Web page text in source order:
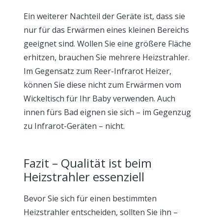
Ein weiterer Nachteil der Geräte ist, dass sie
nur für das Erwärmen eines kleinen Bereichs
geeignet sind. Wollen Sie eine größere Fläche
erhitzen, brauchen Sie mehrere Heizstrahler.
Im Gegensatz zum Reer-Infrarot Heizer,
können Sie diese nicht zum Erwärmen vom
Wickeltisch für Ihr Baby verwenden. Auch
innen fürs Bad eignen sie sich – im Gegenzug
zu Infrarot-Geräten – nicht.
Fazit – Qualität ist beim
Heizstrahler essenziell
Bevor Sie sich für einen bestimmten
Heizstrahler entscheiden, sollten Sie ihn –